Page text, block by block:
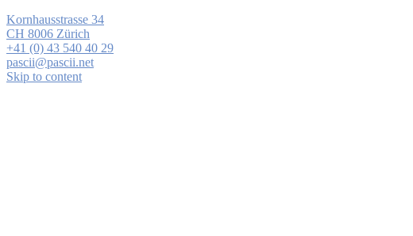
Kornhausstrasse 34
CH 8006 Zürich
+41 (0) 43 540 40 29
pascii@pascii.net
Skip to content